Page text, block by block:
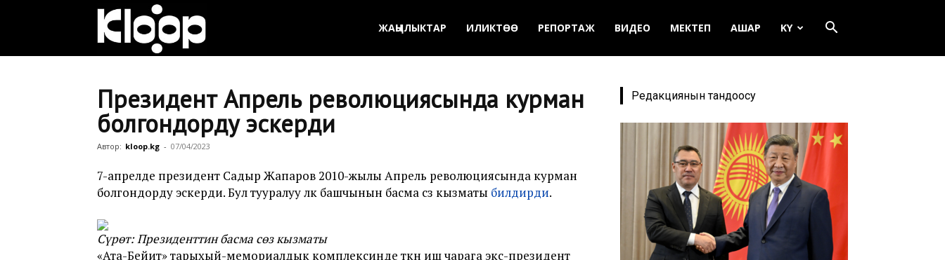
Кыргызстан
жаңылыктары
ЖАҢЫЛЫКТАР ИЛИКТӨӨ РЕПОРТАЖ ВИДЕО МЕКТЕП АШАР KY
Президент Апрель революциясында курман
болгондорду эскерди
Автор: kloop.kg - 07/04/2023
7-апрелде президент Садыр Жапаров 2010-жылы Апрель революциясында курман
болгондорду эскерди. Бул тууралуу өлкө башчынын басма сөз кызматы билдирди.
Сүрөт: Президенттин басма сөз кызматы
«Ата-Бейит» тарыхый-мемориалдык комплексинде өткөн иш чарага экс-президент
Редакциянын тандоосу